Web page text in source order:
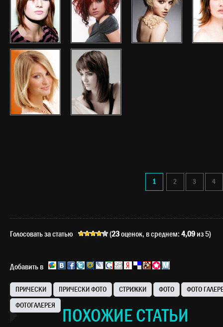
1 2 3 4
Голосовать за статью (23оценок, в среднем: 4,09 из 5)
Добавить в
ПРИЧЕСКИ ПРИЧЕСКИ ФОТО СТРИЖКИ ФОТО
ФОТО
ФОТОГАЛЕРЕЯ
ПОХОЖИЕ СТАТЬИ